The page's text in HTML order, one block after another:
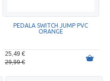
PEDALA SWITCH JUMP PVC
ORANGE
25,49 €
29,99 €